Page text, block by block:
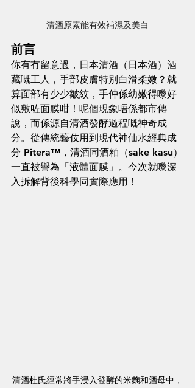
清酒原素能有效補濕及美白
前言
你有冇留意過，日本清酒（日本酒）酒
藏嘅工人，手部皮膚特別白滑柔嫩？就
算面部有少少皺紋，手仲係幼嫩得嚟好
似敷咗面膜咁！呢個現象唔係都市傳
說，而係源自清酒發酵過程嘅神奇成
分。從傳統藝伎用到現代神仙水經典成
分 Pitera™，清酒同酒粕（sake kasu）
一直被譽為「液體面膜」。今次就嚟深
入拆解背後科學同實際應用！
清酒杜氏經常將手浸入發酵的米麴和酒母中，